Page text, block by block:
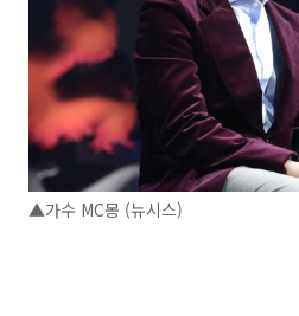
▲가수 MC몽 (뉴시스)